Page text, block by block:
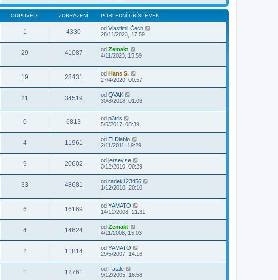
ODPOVĚDI ZOBRAZENÍ POSLEDNÍ PŘÍSPĚVEK
1 4330 od Vlastimil Čech
28/11/2023, 17:59
29 41087 od Zemakt
4/11/2023, 15:59
19 28431 od Hans S.
27/4/2020, 00:57
21 34519 od QVAK
30/8/2018, 01:06
0 6813 od p3tris
5/5/2017, 08:39
4 11961 od El Diablo
2/11/2011, 19:29
9 20602 od jersey.se
3/12/2010, 00:29
33 48681 od radek123456
1/12/2010, 20:10
6 16169 od YAMATO
14/12/2008, 21:31
4 14624 od Zemakt
4/11/2008, 15:03
2 11814 od YAMATO
29/5/2007, 14:16
1 12761 od Fatale
9/12/2005, 16:58